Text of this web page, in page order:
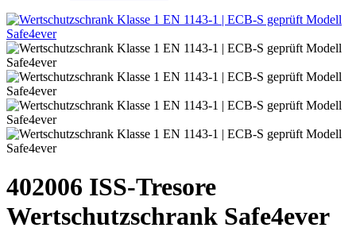
402006 ISS-Tresore
Wertschutzschrank Safe4ever